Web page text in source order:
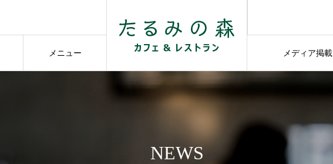
メニュー
メディア掲載
のお知らせ
NEWS